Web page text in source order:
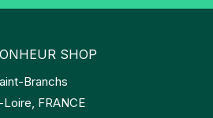
SHOP
Branchs
FRANCE​​